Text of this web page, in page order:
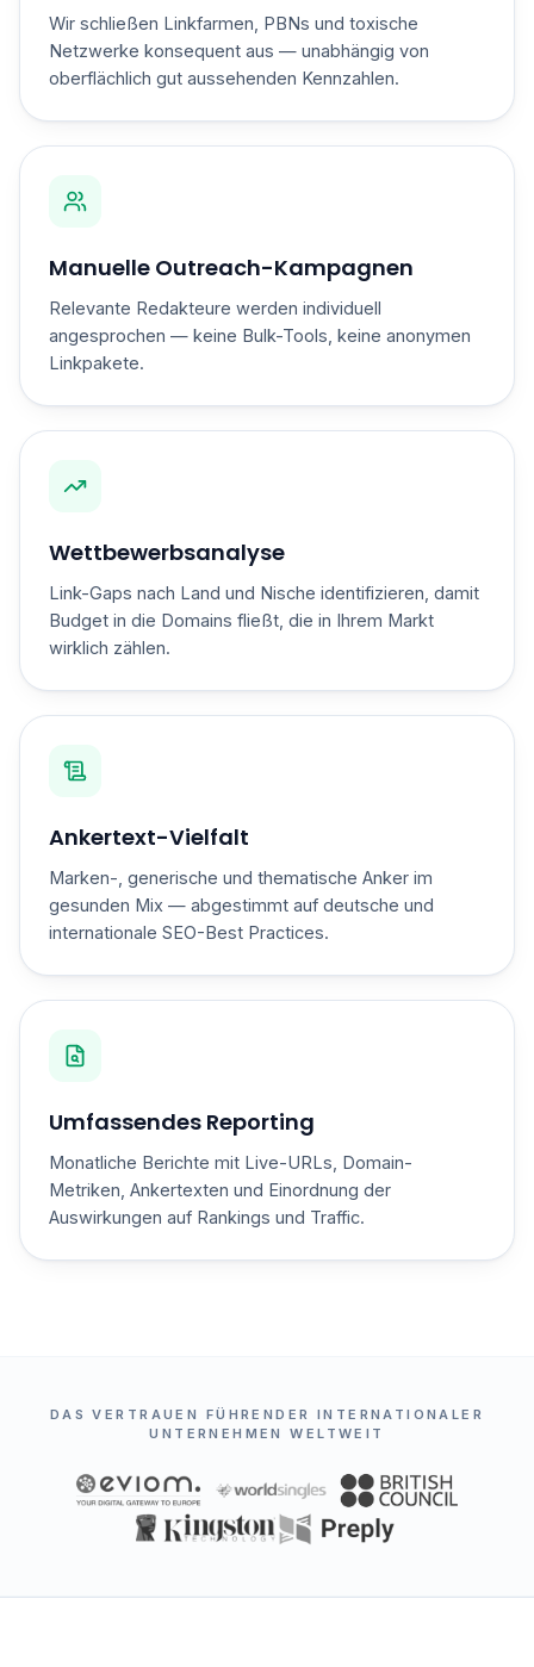
Wir schließen Linkfarmen, PBNs und toxische
Netzwerke konsequent aus — unabhängig von
oberflächlich gut aussehenden Kennzahlen.
Manuelle Outreach-Kampagnen
Relevante Redakteure werden individuell
angesprochen — keine Bulk-Tools, keine anonymen
Linkpakete.
Wettbewerbsanalyse
Link-Gaps nach Land und Nische identifizieren, damit
Budget in die Domains fließt, die in Ihrem Markt
wirklich zählen.
Ankertext-Vielfalt
Marken-, generische und thematische Anker im
gesunden Mix — abgestimmt auf deutsche und
internationale SEO-Best Practices.
Umfassendes Reporting
Monatliche Berichte mit Live-URLs, Domain-
Metriken, Ankertexten und Einordnung der
Auswirkungen auf Rankings und Traffic.
DAS VERTRAUEN FÜHRENDER INTERNATIONALER
UNTERNEHMEN WELTWEIT